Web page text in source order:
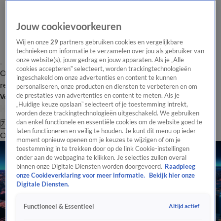
Overzicht Laatste nieuws Regionieuws Het beste van Hart
Tip de
redactie
Volg Hart van Nederland
Zoeken
OverzichtRegioUitzendingenWeerTip de redactiePanelVideo's
Jouw cookievoorkeuren
Wij en onze29 partners gebruiken cookies en vergelijkbare
technieken om informatie te verzamelen over jou als gebruiker van
onze website(s), jouw gedrag en jouw apparaten. Als je „Alle
cookies accepteren” selecteert, worden trackingtechnologieën
ingeschakeld om onze advertenties en content te kunnen
personaliseren, onze producten en diensten te verbeteren en om
de prestaties van advertenties en content te meten. Als je
„Huidige keuze opslaan” selecteert of je toestemming intrekt,
worden deze trackingtechnologieën uitgeschakeld. We gebruiken
dan enkel functionele en essentiële cookies om de website goed te
laten functioneren en veilig te houden. Je kunt dit menu op ieder
moment opnieuw openen om je keuzes te wijzigen of om je
toestemming in te trekken door op de link Cookie-instellingen
onder aan de webpagina te klikken. Je selecties zullen overal
binnen onze Digitale Diensten worden doorgevoerd. Raadpleeg
onze Cookieverklaring voor meer informatie.
Bekijk hier onze
Digitale Diensten.
Functioneel & Essentieel Altijd actief